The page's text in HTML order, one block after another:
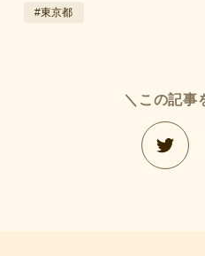
#東京都
＼この記事